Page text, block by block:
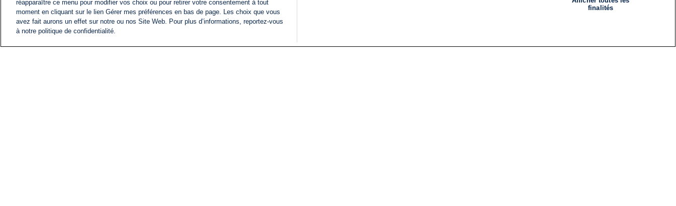
réapparaître ce menu pour modifier vos choix ou pour retirer votre consentement à tout
moment en cliquant sur le lien Gérer mes préférences en bas de page. Les choix que vous
avez fait aurons un effet sur notre ou nos Site Web. Pour plus d’informations, reportez-vous
à notre politique de confidentialité.
finalités